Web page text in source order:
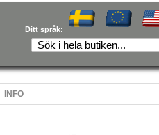
Ditt språk:
INFO